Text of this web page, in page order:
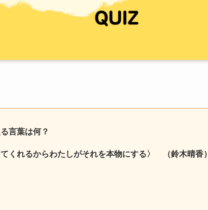
言葉は何？
くれるからわたしがそれを本物にする〉 （鈴木晴香）